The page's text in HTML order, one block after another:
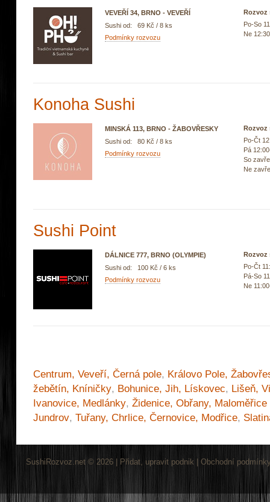
VEVEŘÍ 34, BRNO - VEVEŘÍ
Sushi od: 69 Kč / 8 ks
Podmínky rozvozu
Rozvoz
Po-So
Ne
Konoha Sushi
MINSKÁ 113, BRNO - ŽABOVŘESKY
Sushi od: 80 Kč / 8 ks
Podmínky rozvozu
Rozvoz
Po-Čt
Pá
So
Ne
Sushi Point
DÁLNICE 777, BRNO (OLYMPIE)
Sushi od: 100 Kč / 6 ks
Podmínky rozvozu
Rozvoz
Po-Čt
Pá-So
Ne
Centrum, Veveří, Černá pole, Královo Pole,
žebětín, Kníničky, Bohunice, Jih, Lískovec, Lišeň,
Ivanovice, Medlánky, Židenice, Obřany, Maloměřice
Jundrov, Tuřany, Chrlice, Černovice, Modřice,
SushiRozvoz.net © 2026 | Přidat, upravit podnik Obchodní